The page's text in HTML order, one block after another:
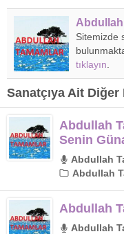
Sitemizde
tıklayın
Sanatçıya Ait Diğer
Abdullah
Senin
Abdullah
Abdullah
Abdullah
Abdullah